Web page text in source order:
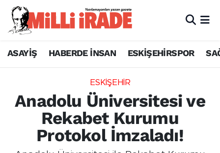
ASAYİŞ HABERDE İNSAN ESKİŞEHİRSPOR
ESKİŞEHİR
Anadolu Üniversitesi ve
Rekabet Kurumu
Protokol İmzaladı!